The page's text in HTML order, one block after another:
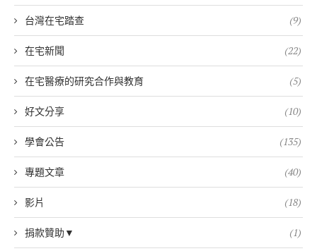
台灣在宅踏查 (9)
在宅新聞 (22)
在宅醫療的研究合作與教育 (5)
好文分享 (10)
學會公告 (135)
專題文章 (40)
影片 (18)
捐款贊助▼ (1)